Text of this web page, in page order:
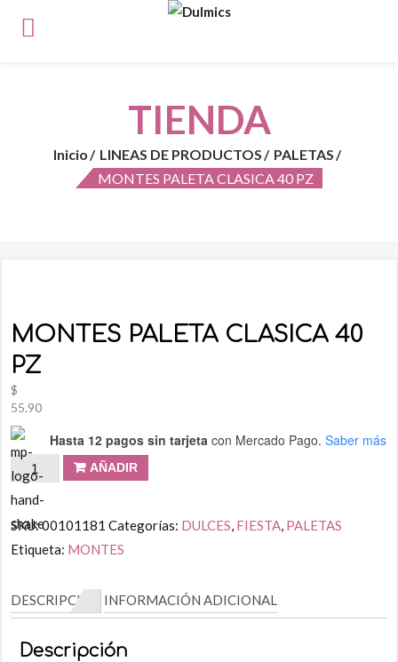
TIENDA
Inicio LINEAS DE PRODUCTOS
PALETAS
MONTES PALETA CLASICA 40 PZ
MONTES PALETA CLASICA 40
PZ
$
55.90
Hasta 12 pagos sin tarjeta con Mercado Pago. Saber más
AÑADIR
SKU:00101181 Categorías: DULCES, FIESTA, PALETAS
Etiqueta: MONTES
DESCRIPCIÓN INFORMACIÓN ADICIONAL
Descripción